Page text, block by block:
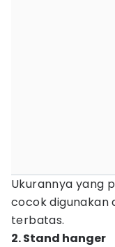
Ukurannya yang
cocok digunakan
terbatas.
2. Stand hanger